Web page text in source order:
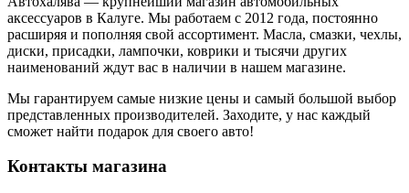
аксессуаров в Калуге. Мы работаем с 2012 года, постоянно
расширяя и пополняя свой ассортимент. Масла, смазки, чехлы,
диски, присадки, лампочки, коврики и тысячи других
наименований ждут вас в наличии в нашем магазине.
Мы гарантируем самые низкие цены и самый большой выбор
представленных производителей. Заходите, у нас каждый
сможет найти подарок для своего авто!
Контакты магазина